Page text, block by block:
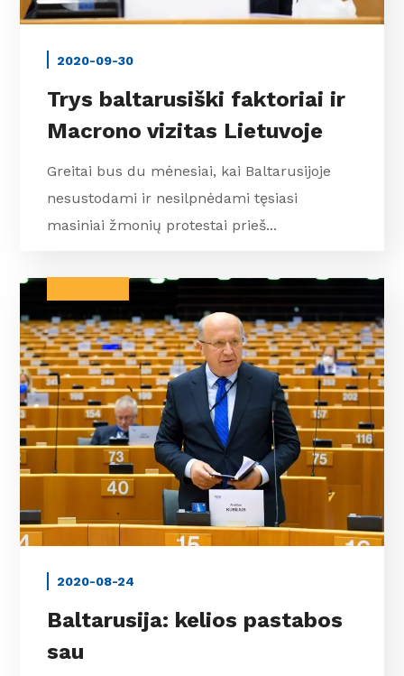
2020-09-30
Trys baltarusiški faktoriai ir
Macrono vizitas Lietuvoje
Greitai bus du mėnesiai, kai Baltarusijoje
nesustodami ir nesilpnėdami tęsiasi
masiniai žmonių protestai prieš...
2020-08-24
Baltarusija: kelios pastabos
sau